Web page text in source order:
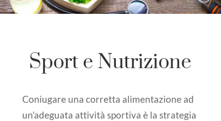
Sport e Nutrizione
Coniugare una corretta alimentazione ad
un’adeguata attività sportiva è la strategia